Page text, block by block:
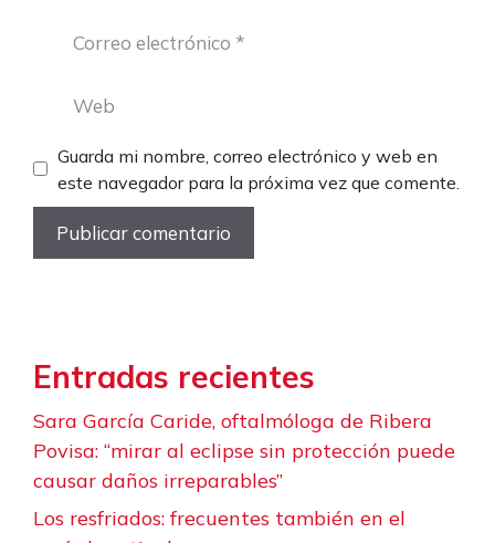
electrónico
Guarda mi nombre, correo electrónico y web en
este navegador para la próxima vez que comente.
Entradas recientes
Sara García Caride, oftalmóloga de Ribera
Povisa: “mirar al eclipse sin protección puede
causar daños irreparables”
Los resfriados: frecuentes también en el